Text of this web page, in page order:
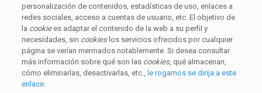
personalización de contenidos, estadísticas de uso, enlaces a
redes sociales, acceso a cuentas de usuario, etc. El objetivo de
la cookiees adaptar el contenido de la web a su perfil y
necesidades, sin cookieslos servicios ofrecidos por cualquier
página se verían mermados notablemente. Si desea consultar
más información sobre qué son las cookies, qué almacenan,
cómo eliminarlas, desactivarlas, etc., le rogamos se dirija a este
enlace.